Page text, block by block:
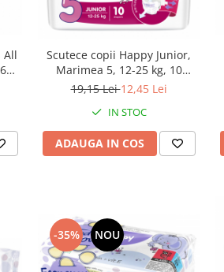
All
Scutece copii Happy Junior,
Marimea 5, 12-25 kg, 10
bucati
19,15 Lei12,45 Lei
IN STOC
ADAUGA IN COS
-35% NOU